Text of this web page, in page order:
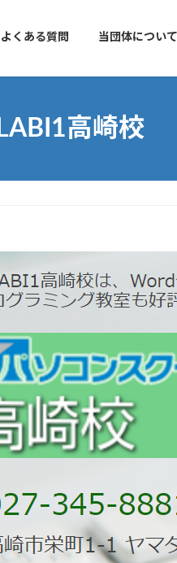
よくある質問 当団体について
高崎校